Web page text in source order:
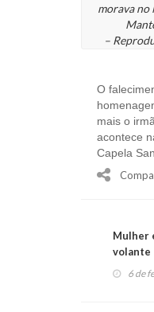
morava
–
O
mais o
acontece
Capela
Mulher
volante
6 de